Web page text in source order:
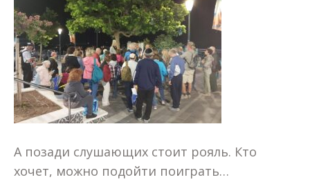
А позади слушающих стоит рояль. Кто
хочет, можно подойти поиграть…